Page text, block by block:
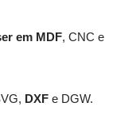
em MDF, CNC e
DXF e DGW.